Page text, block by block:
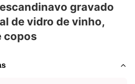
gravado
de vidro de vinho,
copos